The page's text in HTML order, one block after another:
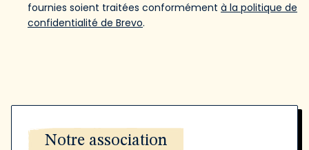
fournies soient traitées conformément à la politique de
confidentialité de Brevo.
Notre association